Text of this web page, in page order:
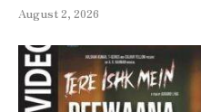
August 2, 2026